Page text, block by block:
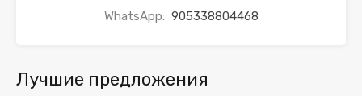
WhatsApp: 905338804468
Лучшие предложения